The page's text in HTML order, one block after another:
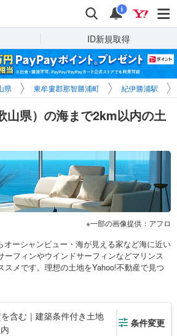
検索 通知
i
ID新規取得
県 東牟婁郡那智勝浦町 紀伊勝浦駅
山県）の海まで2km以内の土
一部の画像提供：アフロ
オーシャンビュー・海が見える家など海に近い
ーフィンやウインドサーフィンなどマリンス
スメです。理想の土地をYahoo!不動産で見つ
含む｜建築条件付き土地
条件変更